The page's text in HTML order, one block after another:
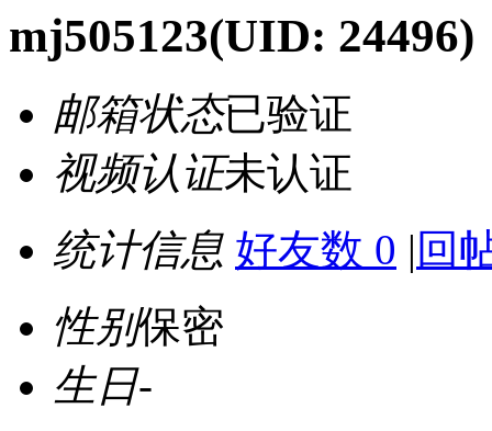
mj505123(UID: 24496)
邮箱状态已验证
视频认证未认证
统计信息 好友数 0 | 回
性别保密
生日-